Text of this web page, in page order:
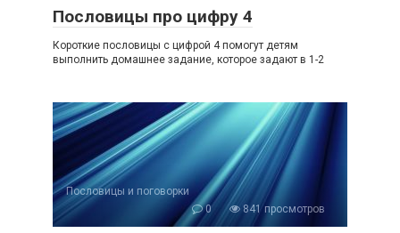
Пословицы про цифру 4
Короткие пословицы с цифрой 4 помогут детям
выполнить домашнее задание, которое задают в 1-2
Пословицы и поговорки
0
841 просмотров